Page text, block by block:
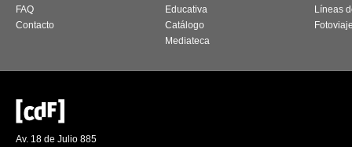
FAQ
Contacto
Educativa
Catálogo
Mediateca
Líneas
Av. 18 de Julio 885